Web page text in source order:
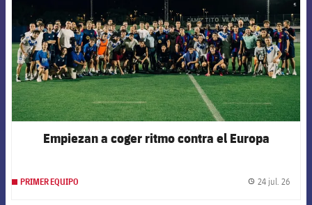
Empiezan a coger ritmo contra el Europa
PRIMER EQUIPO 24 jul. 26